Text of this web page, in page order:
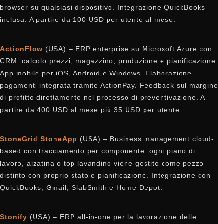
browser su qualsiasi dispositivo. Integrazione QuickBooks
inclusa. A partire da 100 USD per utente al mese.
ActionFlow (USA) – ERP enterprise su Microsoft Azure con
CRM, calcolo prezzi, magazzino, produzione e pianificazione.
App mobile per iOS, Android e Windows. Elaborazione
pagamenti integrata tramite ActionPay. Feedback sul margine
di profitto direttamente nel processo di preventivazione. A
partire da 400 USD al mese più 35 USD per utente.
StoneGrid StoneApp (USA) – Business management cloud-
based con tracciamento per componente: ogni piano di
lavoro, alzatina o top lavandino viene gestito come pezzo
distinto con proprio stato e pianificazione. Integrazione con
QuickBooks, Gmail, SlabSmith e Home Depot.
Stonify (USA) – ERP all-in-one per la lavorazione delle